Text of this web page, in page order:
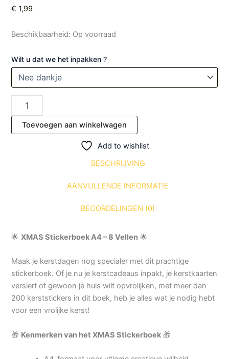
€ 1,99
Beschikbaarheid: Op voorraad
Wilt u dat we het inpakken ?
Toevoegen aan winkelwagen
Add to wishlist
BESCHRIJVING
AANVULLENDE INFORMATIE
BEOORDELINGEN (0)
🌟XMAS Stickerboek A4 – 8 Vellen 🌟
Maak je kerstdagen nog specialer met dit prachtige
stickerboek. Of je nu je kerstcadeaus inpakt, je kerstkaarten
versiert of gewoon je huis wilt opvrolijken, met meer dan
200 kerststickers in dit boek, heb je alles wat je nodig hebt
voor een vrolijke kerst!
🎁 Kenmerken van het XMAS Stickerboek 🎁